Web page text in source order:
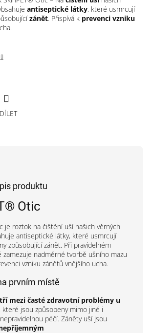
antiseptické látky, které usmrcují
zánět. Přispívá k prevenci vzniku
produktu
Otic
je roztok na čištění uší našich věrných
antiseptické látky, které usmrcují
způsobující zánět. Při pravidelném
zamezuje nadměrné tvorbě ušního mazu
vzniku zánětů vnějšího ucha.
prvním místě
mezi časté zdravotní problémy u
, které jsou způsobeny mimo jiné i
péčí. Záněty uší jsou